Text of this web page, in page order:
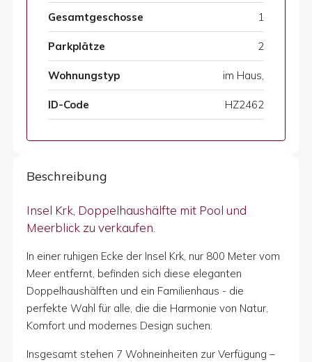
Gesamtgeschosse 1
Parkplätze 2
Wohnungstyp im Haus,
ID-Code HZ2462
Beschreibung
Insel Krk, Doppelhaushälfte mit Pool und
Meerblick zu verkaufen.
In einer ruhigen Ecke der Insel Krk, nur 800 Meter vom
Meer entfernt, befinden sich diese eleganten
Doppelhaushälften und ein Familienhaus - die
perfekte Wahl für alle, die die Harmonie von Natur,
Komfort und modernes Design suchen.
Insgesamt stehen 7 Wohneinheiten zur Verfügung –